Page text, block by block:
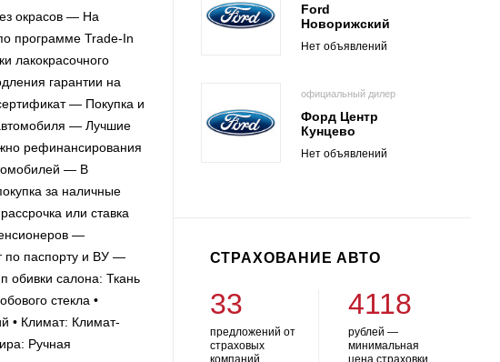
окрасов — На
программе Trade-In
лакокрасочного
гарантии на
— Покупка и
— Лучшие
рефинансирования
— В
за наличные
или ставка
—
по паспорту и ВУ —
обивки салона: Ткань
стекла •
• Климат: Климат-
Ручная
Ford
Новорижский
Нет объявлений
официальный дилер
Форд Центр
Кунцево
Нет объявлений
СТРАХОВАНИЕ АВТО
33
предложений от
страховых
компаний
4118
рублей —
минимальная
цена страховки